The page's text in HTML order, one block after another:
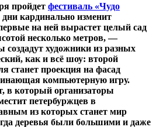
пройдет фестиваль «Чудо
кардинально изменит
на ней вырастет целый сад
несколько метров, —
создадут художники из разных
как и всё шоу: второй
станет проекция на фасад
компьютерную игру.
в который организаторы
петербуржцев в
из которых станет мир
деревья были большими и даже